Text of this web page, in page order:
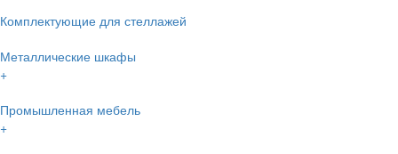
Комплектующие для стеллажей
Металлические шкафы
+
Промышленная мебель
+